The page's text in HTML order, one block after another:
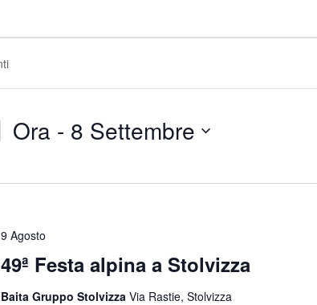
Ora - 8 Settembre
data.
49ª Festa alpina a Stolvizza
9 Agosto
Baita Gruppo Stolvizza Via Rastie, Stolvizza